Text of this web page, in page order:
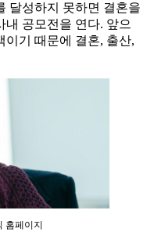
달성하지 못하면 결혼을
내 공모전을 연다. 앞으
이기 때문에 결혼, 출산,
홈페이지